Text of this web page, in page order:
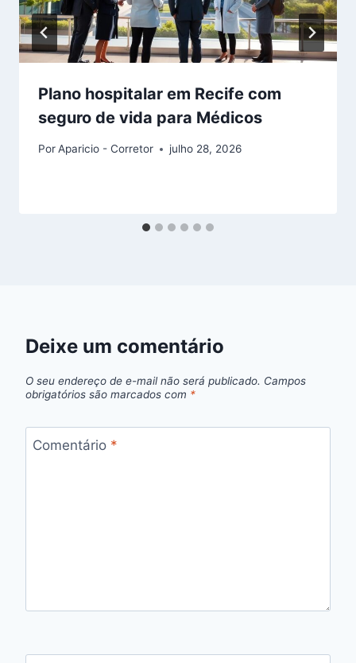
Plano hospitalar em Recife com
seguro de vida para Médicos
PorAparicio - Corretor julho 28, 2026
Deixe um comentário
O seu endereço de e-mail não será publicado. Campos
obrigatórios são marcados com *
Comentário *